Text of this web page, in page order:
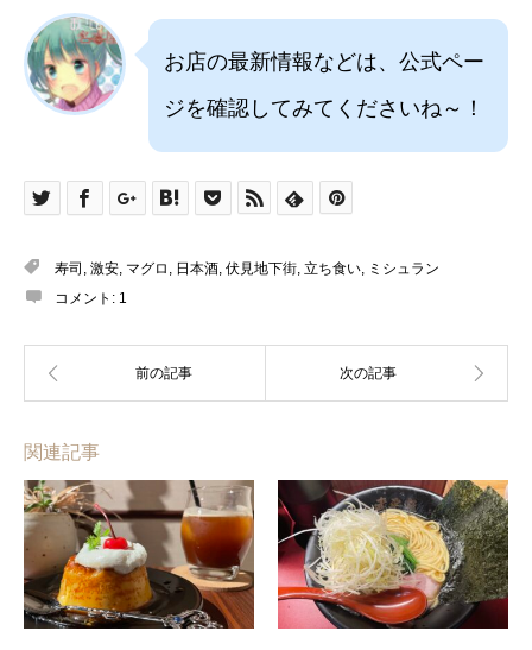
お店の最新情報などは、公式ペー
ジを確認してみてくださいね～！
寿司 , 激安, マグロ , 日本酒, 伏見地下街, 立ち食い, ミシュラン
コメント: 1
関連記事